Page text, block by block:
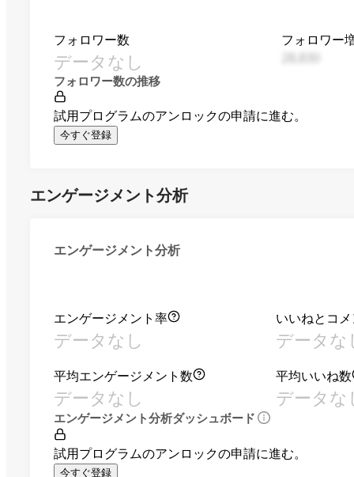
フォロワー数
データなし
フォロワー
フォロワー数の推移
試用プログラムのアンロックの申請に進む。
今すぐ登録
エンゲージメント分析
エンゲージメント分析
エンゲージメント率
データなし
いいねとコ
データな
平均エンゲージメント数
データなし
平均いいね数
データな
エンゲージメント分析ダッシュボード
試用プログラムのアンロックの申請に進む。
今すぐ登録